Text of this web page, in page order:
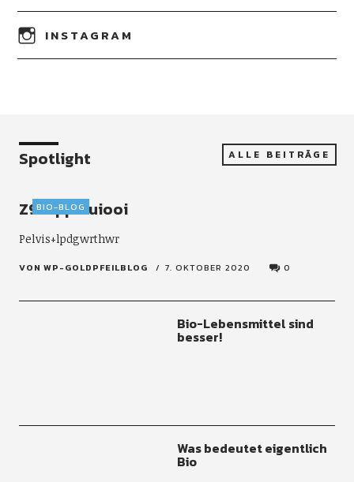
INSTAGRAM
Spotlight ALLE BEITRÄGE
BIO-BLOG
Z9zuppiuuiooi
Pelvis+lpdgwrthwr
VON WP-GOLDPFEILBLOG 7. OKTOBER 2020 0
Bio-Lebensmittel sind
besser!
Was bedeutet eigentlich
Bio